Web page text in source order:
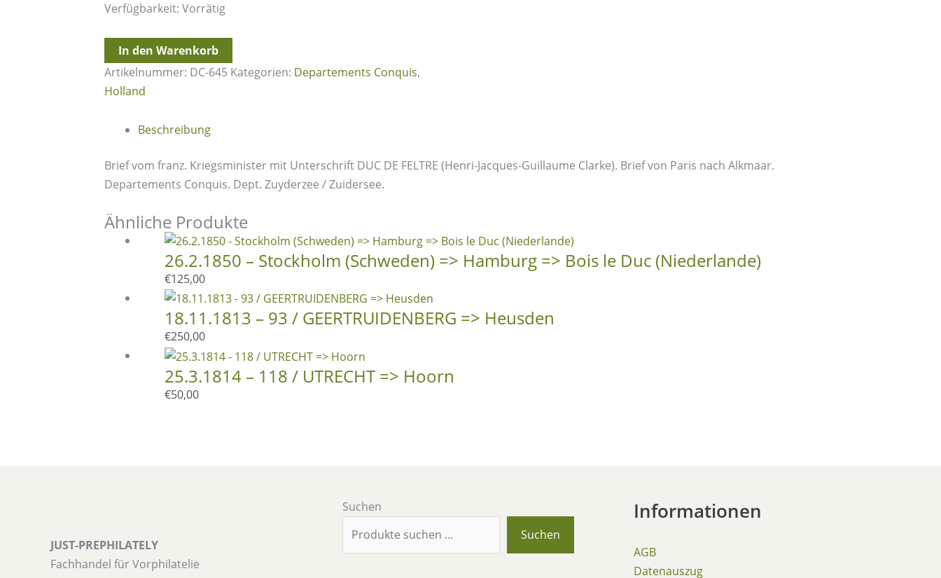
Verfügbarkeit: Vorrätig
29.2.1812
(Schaltjahr)
-
+
(L1)
de
In den Warenkorb
Artikelnummer: DC-645 Kategorien: Departements Conquis,
Holland
Beschreibung
Brief vom franz. Kriegsminister mit Unterschrift DUC DE FELTRE (Henri-Jacques-Guillaume Clarke). Brief von Paris nach Alkmaar.
Departements Conquis. Dept. Zuyderzee / Zuidersee.
Ähnliche Produkte
26.2.1850 – Stockholm (Schweden) => Hamburg => Bois le Duc (Niederlande)
€125,00
18.11.1813 – 93 / GEERTRUIDENBERG => Heusden
€250,00
25.3.1814 – 118 / UTRECHT => Hoorn
€50,00
JUST-PREPHILATELY
Fachhandel für Vorphilatelie
Suchen
Suchen
Informationen
AGB
Datenauszug